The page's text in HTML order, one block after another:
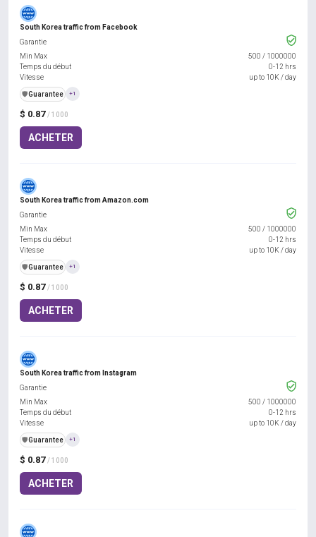
South Korea traffic from Facebook
$ 0.87 / 1000
ACHETER
Garantie
Min Max
500 / 1000000
Temps du début
0-12 hrs
Vitesse
up to 10K / day
️🛡️Guarantee +1
South Korea traffic from Amazon.com
$ 0.87 / 1000
ACHETER
Garantie
Min Max
500 / 1000000
Temps du début
0-12 hrs
Vitesse
up to 10K / day
️🛡️Guarantee +1
South Korea traffic from Instagram
$ 0.87 / 1000
ACHETER
Garantie
Min Max
500 / 1000000
Temps du début
0-12 hrs
Vitesse
up to 10K / day
️🛡️Guarantee +1